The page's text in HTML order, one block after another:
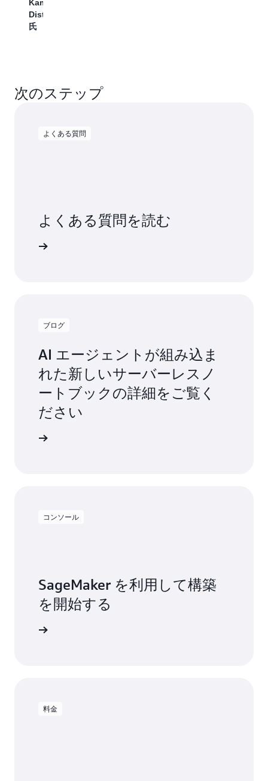
Kamal
Distell
氏
氏
供
で
き
ま
す」
次のステップ
よくある質問
よくある質問を読む
ブログ
AI エージェントが組み込ま
れた新しいサーバーレスノ
ートブックの詳細をご覧く
ださい
コンソール
SageMaker を利用して構築
を開始する
料金